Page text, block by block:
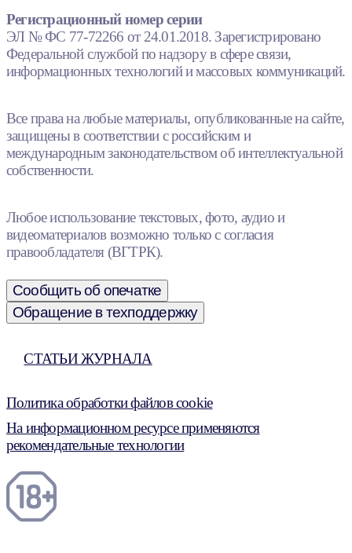
Регистрационный номер серии
ЭЛ № ФС 77-72266 от 24.01.2018. Зарегистрировано
Федеральной службой по надзору в сфере связи,
информационных технологий и массовых коммуникаций.
Все права на любые материалы, опубликованные на сайте,
защищены в соответствии с российским и
международным законодательством об интеллектуальной
собственности.
Любое использование текстовых, фото, аудио и
видеоматериалов возможно только с согласия
правообладателя (ВГТРК).
Сообщить об опечатке
Обращение в техподдержку
СТАТЬИ ЖУРНАЛА
Политика обработки файлов cookie
На информационном ресурсе применяются
рекомендательные технологии